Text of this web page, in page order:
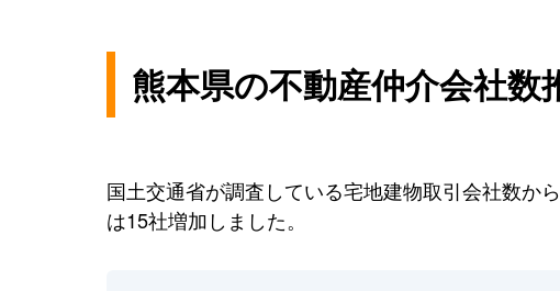
熊本県の不動産仲介会社数
国土交通省が調査している宅地建物取引会社数か
は15社増加しました。